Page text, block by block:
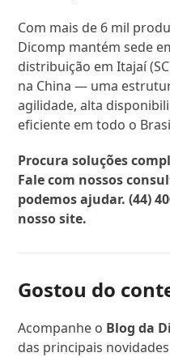
Com mais de 6 mil
Dicomp mantém sede
distribuição em Itajaí
na China — uma
agilidade, alta
eficiente em todo o
Procura soluções
Fale com nossos
podemos ajudar. (44)
nosso site.
Gostou do
Acompanhe o Blog da
das principais